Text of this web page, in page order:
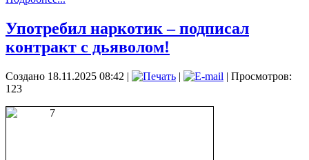
Употребил наркотик – подписал
контракт с дьяволом!
Создано 18.11.2025 08:42 | |
| Просмотров:
123